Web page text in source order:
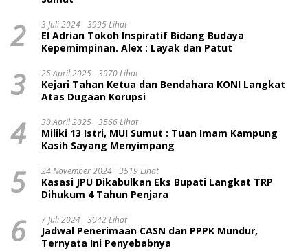
2 3 Juli 2024 3995 Lihat
El Adrian Tokoh Inspiratif Bidang Budaya
Kepemimpinan. Alex : Layak dan Patut
3 25 April 2025 3970 Lihat
Kejari Tahan Ketua dan Bendahara KONI Langkat
Atas Dugaan Korupsi
4 30 April 2025 3566 Lihat
Miliki 13 Istri, MUI Sumut : Tuan Imam Kampung
Kasih Sayang Menyimpang
5 24 November 2024 3519 Lihat
Kasasi JPU Dikabulkan Eks Bupati Langkat TRP
Dihukum 4 Tahun Penjara
6 7 Juli 2024 3042 Lihat
Jadwal Penerimaan CASN dan PPPK Mundur,
Ternyata Ini Penyebabnya